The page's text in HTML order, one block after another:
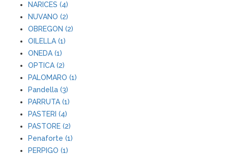
NARICES (4)
NUVANO (2)
OBREGON (2)
OILELLA (1)
ONEDA (1)
OPTICA (2)
PALOMARO (1)
Pandella (3)
PARRUTA (1)
PASTERI (4)
PASTORE (2)
Penaforte (1)
PERPIGO (1)